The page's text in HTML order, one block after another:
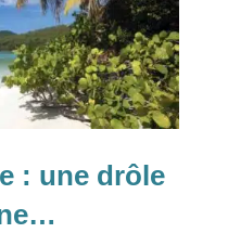
: une drôle